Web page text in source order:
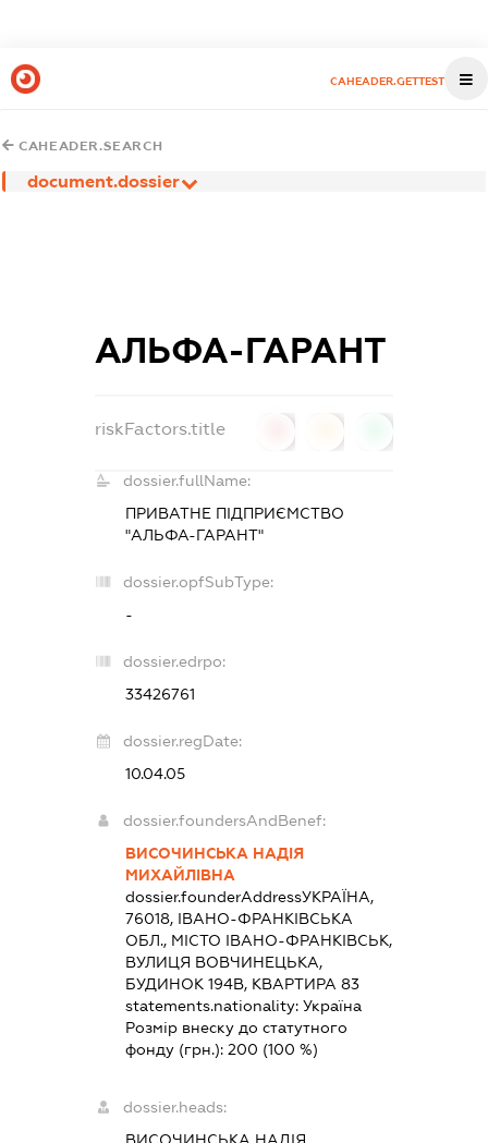
CAHEADER.GETTEST
CAHEADER.SEARCH
document.dossier
АЛЬФА-ГАРАНТ
riskFactors.title
dossier.fullName:
ПРИВАТНЕ ПІДПРИЄМСТВО
"АЛЬФА-ГАРАНТ"
dossier.opfSubType:
-
dossier.edrpo:
33426761
dossier.regDate:
10.04.05
dossier.foundersAndBenef:
ВИСОЧИНСЬКА НАДІЯ
МИХАЙЛІВНА
dossier.founderAddressУКРАЇНА,
76018, ІВАНО-ФРАНКІВСЬКА
ОБЛ., МІСТО ІВАНО-ФРАНКІВСЬК,
ВУЛИЦЯ ВОВЧИНЕЦЬКА,
БУДИНОК 194В, КВАРТИРА 83
statements.nationality: Україна
Розмір внеску до статутного
фонду (грн.): 200 (100 %)
dossier.heads:
ВИСОЧИНСЬКА НАДІЯ